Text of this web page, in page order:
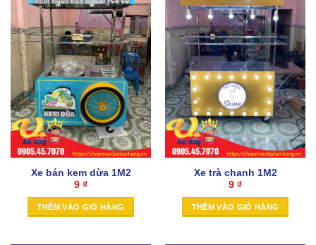
Xe bán kem dừa 1M2
9 ₫
THÊM VÀO GIỎ HÀNG
Xe trà chanh 1M2
9 ₫
THÊM VÀO GIỎ HÀNG